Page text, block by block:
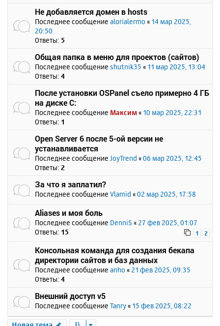
Не добавляется домен в hosts
Последнее сообщение alorialermo « 14 мар 2025,
20:50
Ответы: 5
Общая папка в меню для проектов (сайтов)
Последнее сообщение shutnik35 « 11 мар 2025, 13:04
Ответы: 4
После установки OSPanel съело примерно 4 ГБ
на диске C:
Последнее сообщение Максим « 10 мар 2025, 22:31
Ответы: 1
Open Server 6 после 5-ой версии не
устанавливается
Последнее сообщение JoyTrend «06 мар 2025, 12:45
Ответы: 2
За что я заплатил?
Последнее сообщение Vlamid «02 мар 2025, 17:58
Aliases и моя боль
Последнее сообщение DenniS « 27 фев 2025, 01:07
Ответы: 15 1 2
Консольная команда для создания бекапа
директории сайтов и баз данных
Последнее сообщение anho « 21 фев 2025, 09:35
Ответы: 4
Внешний доступ v5
Последнее сообщение Tanry « 15 фев 2025, 08:22